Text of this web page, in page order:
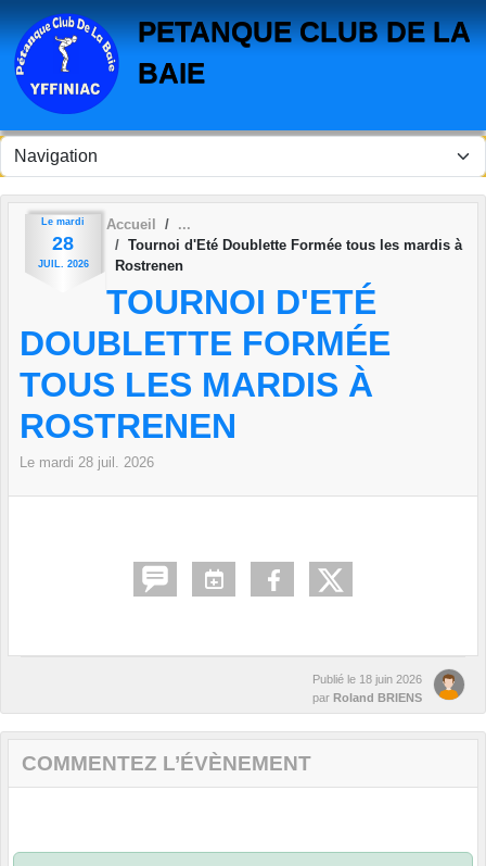
PETANQUE CLUB DE LA
BAIE
Le mardi
28
JUIL. 2026
Accueil
Tournoi d'Eté Doublette Formée tous les mardis à
Rostrenen
TOURNOI D'ETÉ
DOUBLETTE FORMÉE
TOUS LES MARDIS À
ROSTRENEN
Le mardi 28 juil. 2026
Publié le 18 juin 2026
par Roland BRIENS
COMMENTEZ L’ÉVÈNEMENT
Panneau de gestion des cookies